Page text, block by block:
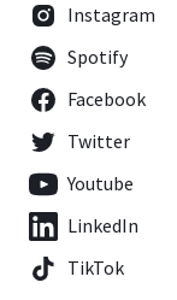
Instagram
Spotify
Facebook
Twitter
Youtube
LinkedIn
TikTok